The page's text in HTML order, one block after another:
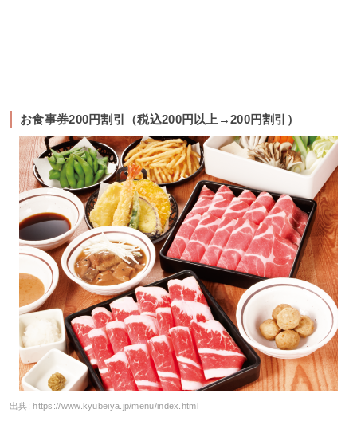
お食事券200円割引（税込200円以上→200円割引）
出典: https://www.kyubeiya.jp/menu/index.html